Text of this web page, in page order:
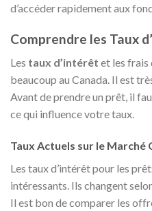
d’accéder rapidement aux
Comprendre les Taux
Les taux d’intérêt et les frais
beaucoup au Canada. Il est
Avant de prendre un prêt, il
ce qui influence votre taux.
Taux Actuels sur le Marché
Les taux d’intérêt pour les
intéressants. Ils changent
Il est bon de comparer les